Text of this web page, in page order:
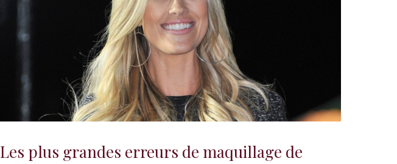
Les plus grandes erreurs de maquillage de